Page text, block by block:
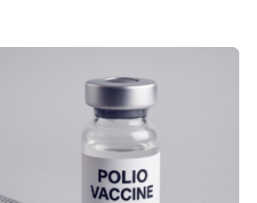
mit heutigen Methoden geheilt
zielgerichtete Therapien, die
angreifen und normales
Forschende um Daniel Merk vom
Hirnforschung am
Tübingen haben eine solche
einer Untergruppe des